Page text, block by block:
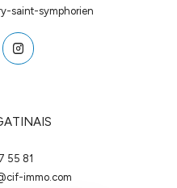
saint-symphorien
55 81
immo.com